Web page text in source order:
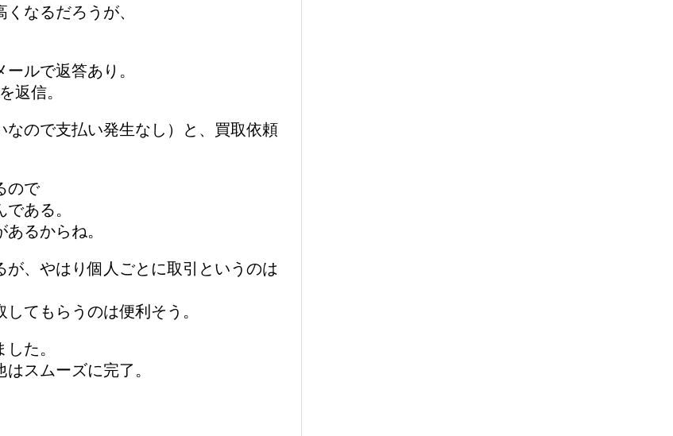
なるだろうが、
ルで返答あり。
返信。
ので支払い発生なし）と、買取依頼
ので
ある。
るからね。
、やはり個人ごとに取引というのは
てもらうのは便利そう。
た。
スムーズに完了。